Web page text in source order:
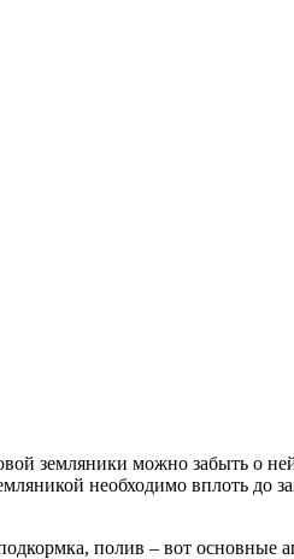
земляники можно забыть о
необходимо вплоть до
полив – вот основные